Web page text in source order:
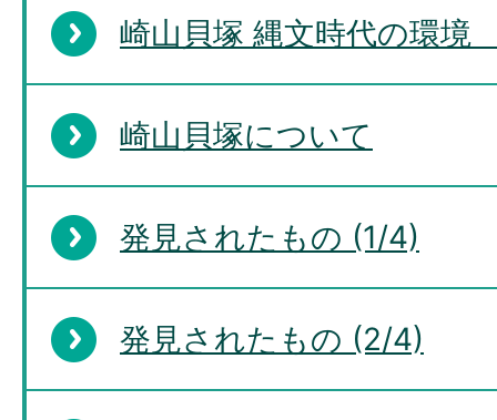
崎山貝塚 縄文時代の環境
崎山貝塚について
発見されたもの (1/4)
発見されたもの (2/4)